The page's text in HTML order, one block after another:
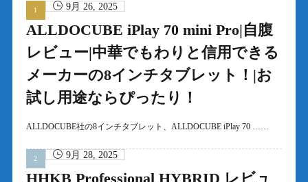
9月 26, 2025
ALLDOCUBE iPlay 70 mini Pro|自腹
レビュー|中華でもわりと信用できる
メーカーの8インチタブレット！|お
試し用途ならぴったり！
ALLDOCUBE社の8インチタブレット、ALLDOCUBE iPlay 70 ……
9月 28, 2025
HHKB Professional HYBRID レビュ